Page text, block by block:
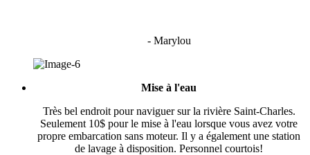
- Marylou
Mise à l'eau
Très bel endroit pour naviguer sur la rivière Saint-Charles.
Seulement 10$ pour le mise à l'eau lorsque vous avez votre
propre embarcation sans moteur. Il y a également une station
de lavage à disposition. Personnel courtois!